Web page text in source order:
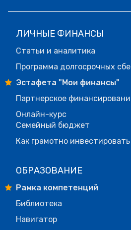
ЛИЧНЫЕ ФИНАНСЫ
Статьи и аналитика
Программа долгосрочных
Эстафета "Мои финансы"
Партнерское
Онлайн-курс
Семейный бюджет
Как грамотно
ОБРАЗОВАНИЕ
Рамка компетенций
Библиотека
Навигатор